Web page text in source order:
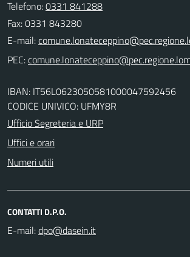
Telefono:0331 841288
Fax: 0331 843280
E-mail:
PEC:
IBAN: IT56L0623050581000047592456
CODICE UNIVICO: UFMY8R
Ufficio Segreteria e URP
Uffici e orari
Numeri utili
CONTATTI D.P.O.
E-mail: